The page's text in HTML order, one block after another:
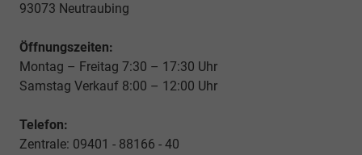
93073 Neutraubing
Öffnungszeiten:
Montag – Freitag 7:30 – 17:30 Uhr
Samstag Verkauf 8:00 – 12:00 Uhr
Telefon:
Zentrale: 09401 - 88166 - 40